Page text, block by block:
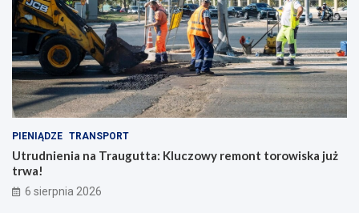
PIENIĄDZE TRANSPORT
Utrudnienia na Traugutta: Kluczowy remont torowiska już
trwa!
6 sierpnia 2026